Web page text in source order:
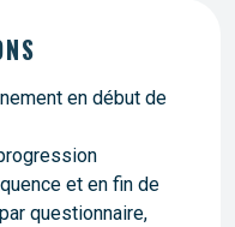
en début de
et en fin de
questionnaire,